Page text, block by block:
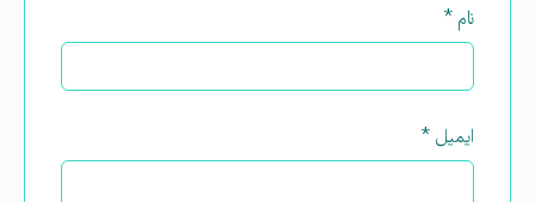
نام *
ایمیل *